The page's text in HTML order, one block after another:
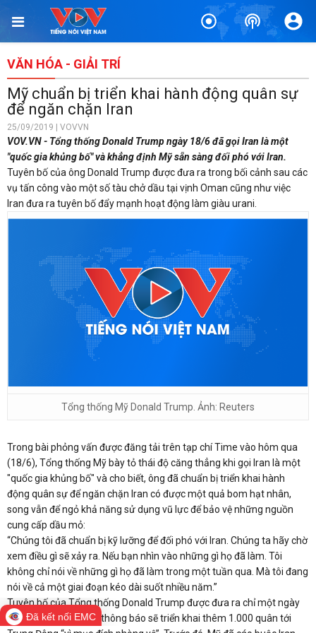
VĂN HÓA - GIẢI TRÍ
Mỹ chuẩn bị triển khai hành động quân sự
để ngăn chặn Iran
25/09/2019 | VOVVN
VOV.VN - Tổng thống Donald Trump ngày 18/6 đã gọi Iran là một
"quốc gia khủng bố" và khẳng định Mỹ sẵn sàng đối phó với Iran.
Tuyên bố của ông Donald Trump được đưa ra trong bối cảnh sau các
vụ tấn công vào một số tàu chở dầu tại vịnh Oman cũng như việc
Iran đưa ra tuyên bố đẩy mạnh hoạt động làm giàu urani.
Tổng thống Mỹ Donald Trump. Ảnh: Reuters
Trong bài phỏng vấn được đăng tải trên tạp chí Time vào hôm qua
(18/6), Tổng thống Mỹ bày tỏ thái độ căng thẳng khi gọi Iran là một
"quốc gia khủng bố" và cho biết, ông đã chuẩn bị triển khai hành
động quân sự để ngăn chặn Iran có được một quả bom hạt nhân,
song vẫn để ngỏ khả năng sử dụng vũ lực để bảo vệ những nguồn
cung cấp dầu mỏ:
“Chúng tôi đã chuẩn bị kỹ lưỡng để đối phó với Iran. Chúng ta hãy chờ
xem điều gì sẽ xảy ra. Nếu bạn nhìn vào những gì họ đã làm. Tôi
không chỉ nói về những gì họ đã làm trong một tuần qua. Mà tôi đang
nói về cả một giai đoạn kéo dài suốt nhiều năm.”
Tuyên bố của Tổng thống Donald Trump được đưa ra chỉ một ngày
sau khi Lầu Năm Góc thông báo sẽ triển khai thêm 1.000 quân tới
Đã kết nối EMC